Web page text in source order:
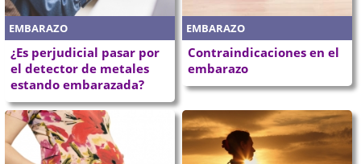
EMBARAZO
¿Es perjudicial pasar por
el detector de metales
estando embarazada?
EMBARAZO
Contraindicaciones en el
embarazo